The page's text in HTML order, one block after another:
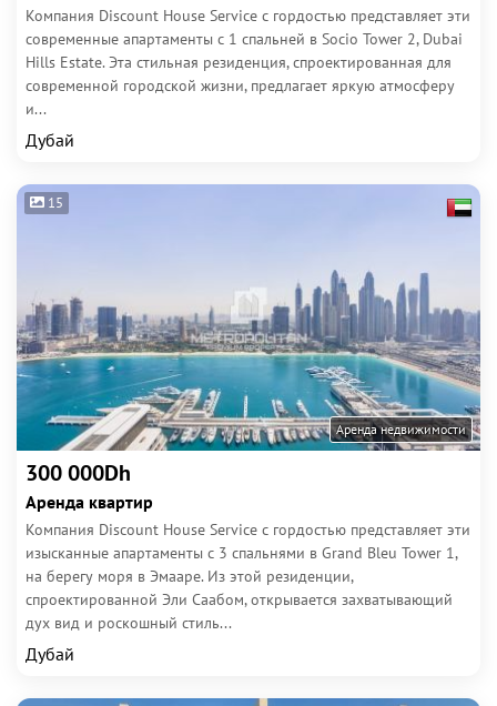
Компания Discount House Service с гордостью представляет эти
современные апартаменты с 1 спальней в Socio Tower 2, Dubai
Hills Estate. Эта стильная резиденция, спроектированная для
современной городской жизни, предлагает яркую атмосферу
и...
Дубай
15
Аренда недвижимости
300 000Dh
Аренда квартир
Компания Discount House Service с гордостью представляет эти
изысканные апартаменты с 3 спальнями в Grand Bleu Tower 1,
на берегу моря в Эмааре. Из этой резиденции,
спроектированной Эли Саабом, открывается захватывающий
дух вид и роскошный стиль...
Дубай